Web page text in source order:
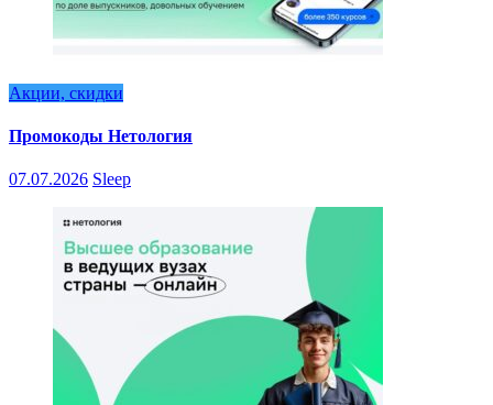
Акции, скидки
Промокоды Нетология
07.07.2026 Sleep